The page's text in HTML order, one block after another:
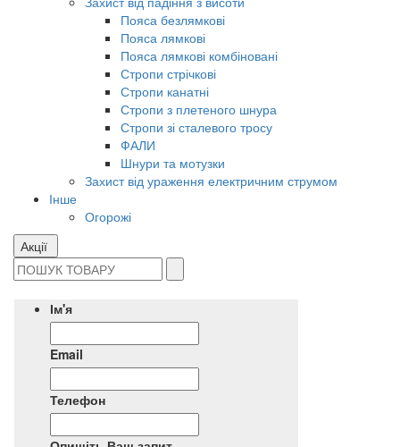
Пояса безлямкові
Пояса лямкові
Пояса лямкові комбіновані
Стропи стрічкові
Стропи канатні
Стропи з плетеного шнура
Стропи зі сталевого тросу
ФАЛИ
Шнури та мотузки
Захист від ураження електричним струмом
Інше
Огорожі
Акції
Ім'я
Email
Телефон